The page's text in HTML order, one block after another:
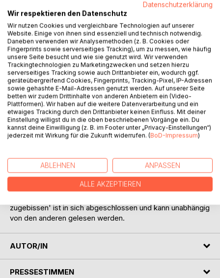
Seinen Klienten Geld abzuluchsen, würde Finanzberater
Michael Girard im Traum nicht einfallen. Dumm nur, dass
ihm das niemand glaubt, und plötzlich ist die halbe Pariser
Unterwelt hinter ihm her.
Privatinsolvenz ist keine Option, Flucht dafür schon! Leider
weiß Michael nicht so recht, wie das überhaupt geht. Und
als der berüchtigte Jason Harris seine zwölf Millionen von
ihm zurückfordert, glaubt Michael, nicht mal genug Zeit zu
haben, um sein Testament zu schreiben. Doch Jason ist
nicht nur ein Mafiaboss, sondern auch der überforderte
Vater eines drei Monate alten Babys, das ausgerechnet bei
Michael ruhig wird. Aus 'Geld oder Leben' wird 'Babysitten
oder Leben', und die Wahl fällt Michael nicht schwer.
Natalia im Arm halten. Aber diese hat noch eine Rechnung
mit Jason offen und ist fest entschlossen, sie endlich zu
begleichen.
zugebissen' ist in sich abgeschlossen und kann unabhängig
von den anderen gelesen werden.
AUTOR/IN
PRESSESTIMMEN
Datenschutzerklärung
Wir respektieren den Datenschutz
Wir nutzen Cookies und vergleichbare Technologien auf unserer
Website. Einige von ihnen sind essenziell und technisch notwendig.
Daneben verwenden wir Analysemethoden (z. B. Cookies oder
Fingerprints sowie serverseitiges Tracking), um zu messen, wie häufig
unsere Seite besucht und wie sie genutzt wird. Wir verwenden
Trackingtechnologien zu Marketingzwecken und setzen hierzu
serverseitiges Tracking sowie auch Drittanbieter ein, wodurch ggf.
geräteübergreifend Cookies, Fingerprints, Tracking-Pixel, IP-Adressen
sowie gehashte E-Mail-Adressen genutzt werden. Auf unserer Seite
betten wir zudem Drittinhalte von anderen Anbietern ein (Video-
Plattformen). Wir haben auf die weitere Datenverarbeitung und ein
etwaiges Tracking durch den Drittanbieter keinen Einfluss. Mit deiner
Einstellung willigst du in die oben beschriebenen Vorgänge ein. Du
kannst deine Einwilligung (z. B. im Footer unter „Privacy-Einstellungen“)
jederzeit mit Wirkung für die Zukunft widerrufen. (BoD-Impressum)
ABLEHNEN ANPASSEN
ALLE AKZEPTIEREN